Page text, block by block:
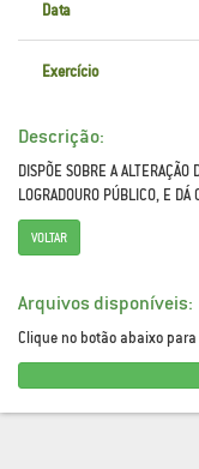
Data
Exercício
Descrição:
DISPÕE SOBRE A
LOGRADOURO PÚBLICO, E DÁ
VOLTAR
Arquivos disponíveis:
Clique no botão abaixo para